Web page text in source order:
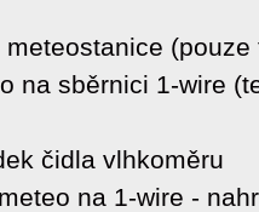
(pouze
na sběrnici 1-wire
čidla vlhkoměru
na 1-wire -